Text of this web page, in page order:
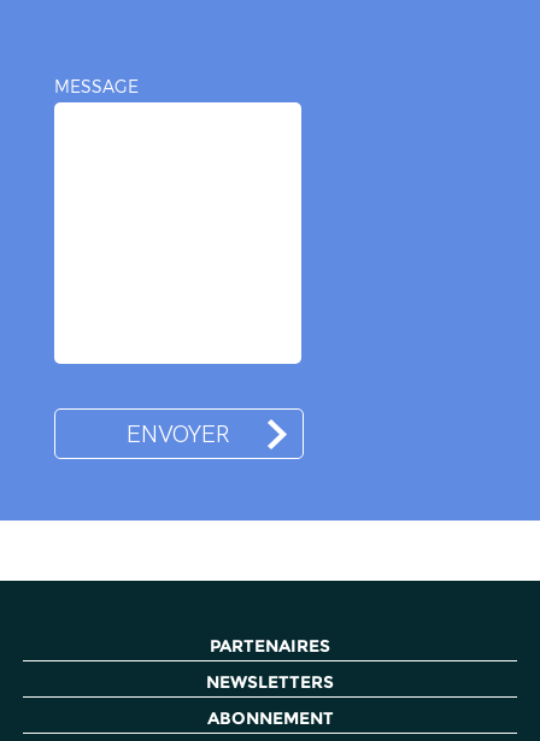
MESSAGE
PARTENAIRES
NEWSLETTERS
ABONNEMENT